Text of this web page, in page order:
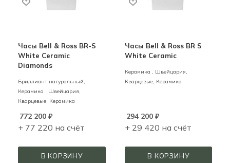
Часы Bell & Ross BR-S
White Ceramic
Diamonds
Бриллиант натуральный,
Керамика , Швейцария,
Кварцевые, Керамика
772 200 ₽
+ 77 220 на счёт
В КОРЗИНУ
Часы Bell & Ross BR S
White Ceramic
Керамика ,
Швейцария,
Кварцевые, Керамика
294 200₽
+ 29 420 на счёт
В КОРЗИНУ